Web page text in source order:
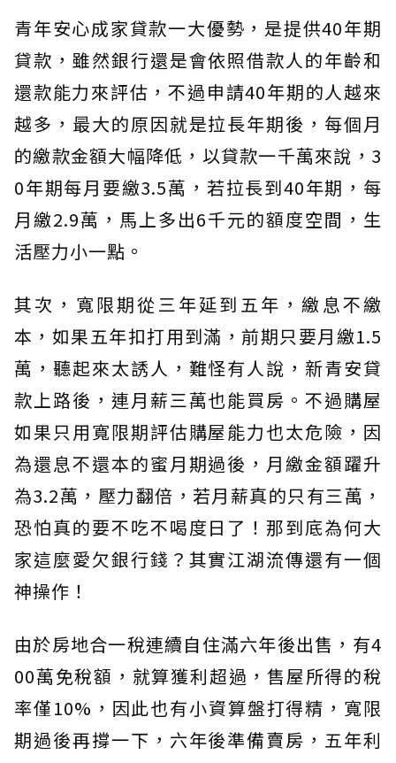
青年安心成家貸款一大優勢，是提供40年期
貸款，雖然銀行還是會依照借款人的年齡和
還款能力來評估，不過申請40年期的人越來
越多，最大的原因就是拉長年期後，每個月
的繳款金額大幅降低，以貸款一千萬來說，3
0年期每月要繳3.5萬，若拉長到40年期，每
月繳2.9萬，馬上多出6千元的額度空間，生
活壓力小一點。
其次，寬限期從三年延到五年，繳息不繳
本，如果五年扣打用到滿，前期只要月繳1.5
萬，聽起來太誘人，難怪有人說，新青安貸
款上路後，連月薪三萬也能買房。不過購屋
如果只用寬限期評估購屋能力也太危險，因
為還息不還本的蜜月期過後，月繳金額躍升
為3.2萬，壓力翻倍，若月薪真的只有三萬，
恐怕真的要不吃不喝度日了！那到底為何大
家這麼愛欠銀行錢？其實江湖流傳還有一個
神操作！
由於房地合一稅連續自住滿六年後出售，有4
00萬免稅額，就算獲利超過，售屋所得的稅
率僅10%，因此也有小資算盤打得精，寬限
期過後再撐一下，六年後準備賣房，五年利